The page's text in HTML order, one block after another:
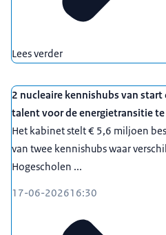
Lees verder
2 nucleaire kennishubs van
talent voor de energietransitie
Het kabinet stelt € 5,6 miljoen
van twee kennishubs waar
Hogescholen ...
17-06-202616:30